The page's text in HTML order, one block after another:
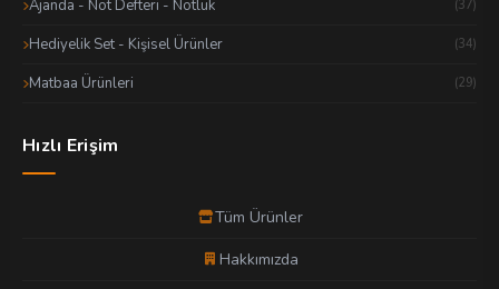
Ajanda - Not Defteri - Notluk (37)
Hediyelik Set - Kişisel Ürünler (34)
Matbaa Ürünleri (29)
Hızlı Erişim
Tüm Ürünler
Hakkımızda